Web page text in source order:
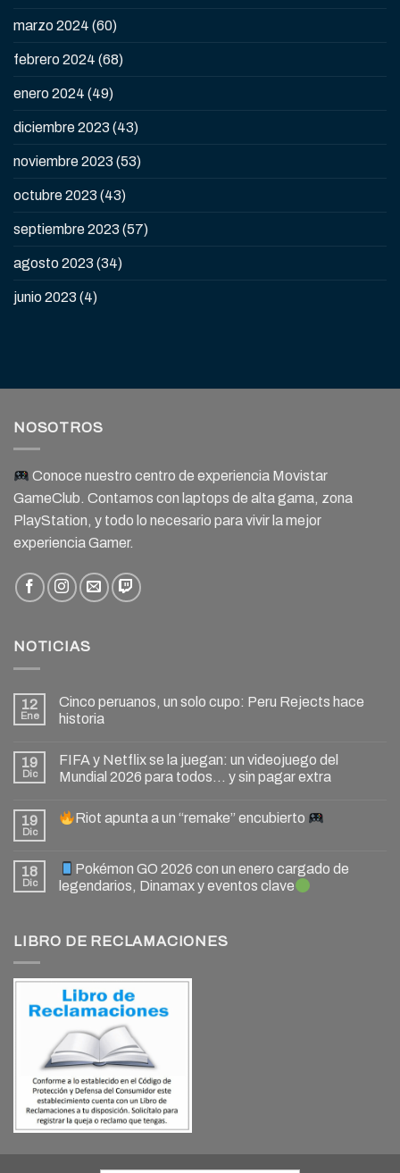
marzo 2024 (60)
febrero 2024 (68)
enero 2024 (49)
diciembre 2023 (43)
noviembre 2023 (53)
octubre 2023 (43)
septiembre 2023 (57)
agosto 2023 (34)
junio 2023 (4)
NOSOTROS
Conoce nuestro centro de experiencia Movistar
GameClub. Contamos con laptops de alta gama, zona
PlayStation, y todo lo necesario para vivir la mejor
experiencia Gamer.
NOTICIAS
12
Ene
Cinco peruanos, un solo cupo: Peru Rejects hace
historia
19
Dic
FIFA y Netflix se la juegan: un videojuego del
Mundial 2026 para todos… y sin pagar extra
19
Dic
Riot apunta a un “remake” encubierto
18
Dic
Pokémon GO 2026 con un enero cargado de
legendarios, Dinamax y eventos clave
LIBRO DE RECLAMACIONES